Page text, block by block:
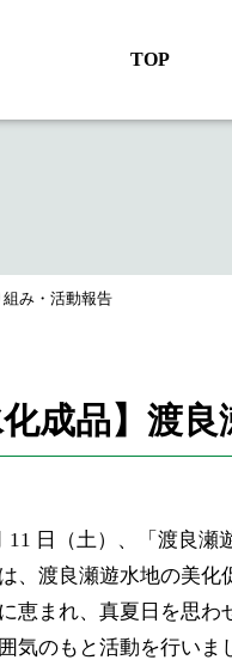
TOP
組み・活動報告
化成品】渡
11 日（土）、「渡良瀬
、渡良瀬遊水地の美化
恵まれ、真夏日を思わ
気のもと活動を行いま